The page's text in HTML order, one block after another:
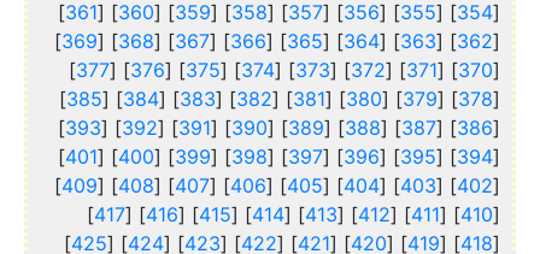
[
354
] [
355
] [
356
] [
357
] [
358
] [
359
] [
360
] [
361
]
[
362
] [
363
] [
364
] [
365
] [
366
] [
367
] [
368
] [
369
]
[
370
] [
371
] [
372
] [
373
] [
374
] [
375
] [
376
] [
377
]
[
378
] [
379
] [
380
] [
381
] [
382
] [
383
] [
384
] [
385
]
[
386
] [
387
] [
388
] [
389
] [
390
] [
391
] [
392
] [
393
]
[
394
] [
395
] [
396
] [
397
] [
398
] [
399
] [
400
] [
401
]
[
402
] [
403
] [
404
] [
405
] [
406
] [
407
] [
408
] [
409
]
[
410
] [
411
] [
412
] [
413
] [
414
] [
415
] [
416
] [
417
]
[
418
] [
419
] [
420
] [
421
] [
422
] [
423
] [
424
] [
425
]